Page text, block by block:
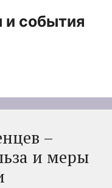
и события
–
и меры